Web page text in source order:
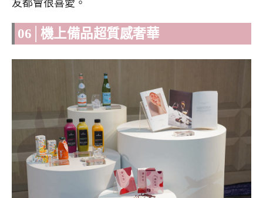
友都會很喜愛。
06│機上備品超質感奢華